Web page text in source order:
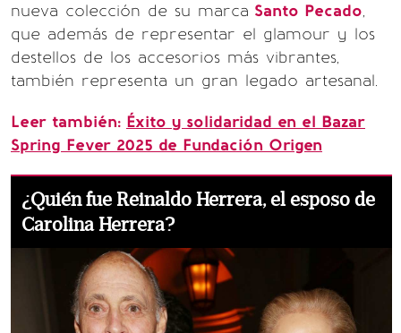
nueva colección de su marca Santo Pecado,
que además de representar el glamour y los
destellos de los accesorios más vibrantes,
también representa un gran legado artesanal.
Leer también: Éxito y solidaridad en el Bazar
Spring Fever 2025 de Fundación Origen
¿Quién fue Reinaldo Herrera, el esposo de
Carolina Herrera?